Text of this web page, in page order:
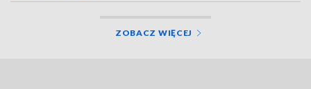
ZOBACZ WIĘCEJ